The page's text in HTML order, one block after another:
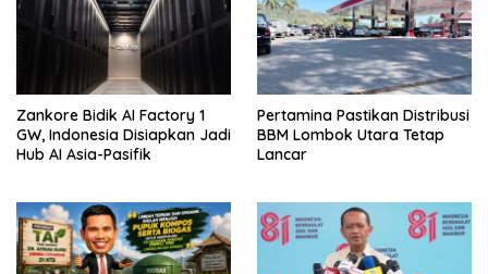
Zankore Bidik AI Factory 1
GW, Indonesia Disiapkan Jadi
Hub AI Asia-Pasifik
Pertamina Pastikan Distribusi
BBM Lombok Utara Tetap
Lancar